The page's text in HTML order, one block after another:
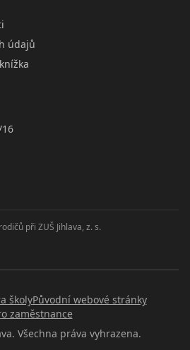
údajů
při ZUŠ Jihlava, z. s.
školyPůvodní webové stránky
zaměstnance
Všechna práva vyhrazena.